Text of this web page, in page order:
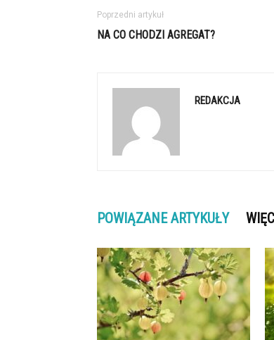
Poprzedni artykuł
NA CO CHODZI AGREGAT?
REDAKCJA
POWIĄZANE ARTYKUŁY